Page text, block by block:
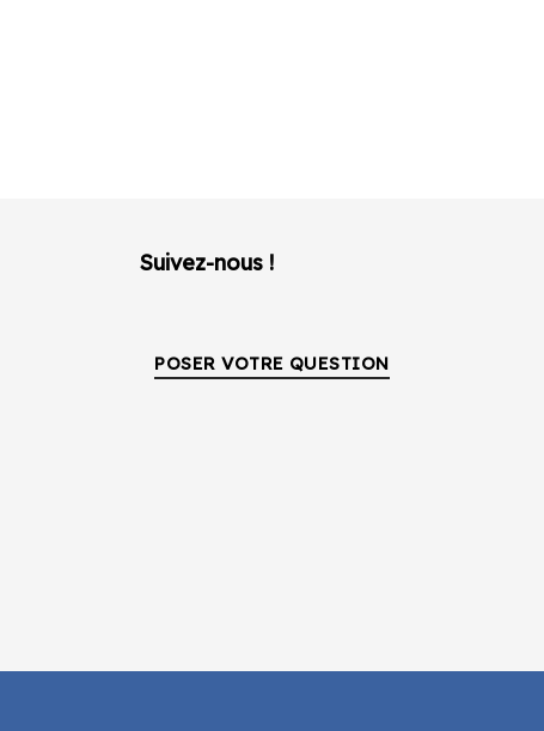
Suivez-nous !
POSER VOTRE QUESTION